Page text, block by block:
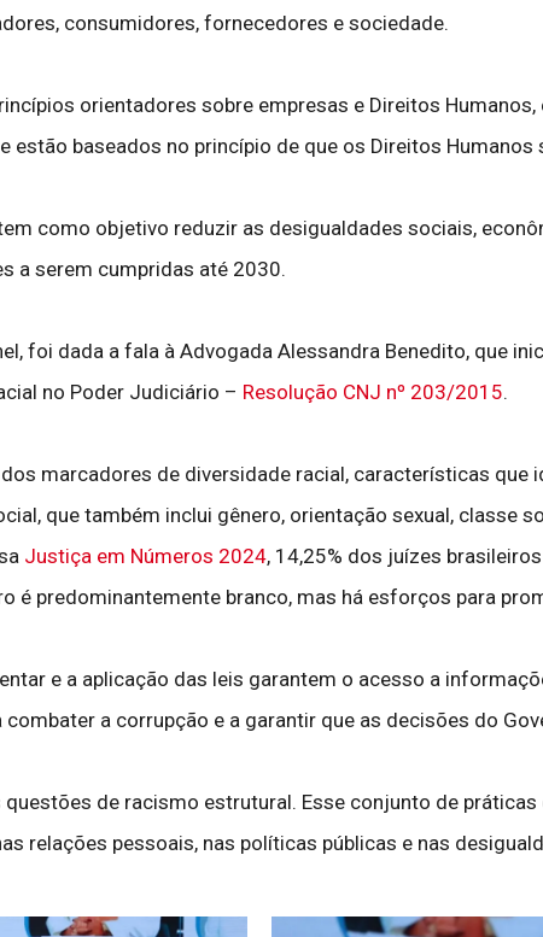
consumidores, fornecedores e sociedade.
orientadores sobre empresas e Direitos
estão baseados no princípio de que os Direitos
como objetivo reduzir as desigualdades sociais,
a serem cumpridas até 2030.
foi dada a fala à Advogada Alessandra Benedito, que
no Poder Judiciário – Resolução CNJ nº 203/2015.
marcadores de diversidade racial, características que
que também inclui gênero, orientação sexual, classe
Justiça em Números 2024, 14,25% dos juízes
é predominantemente branco, mas há esforços para
e a aplicação das leis garantem o acesso a
a corrupção e a garantir que as decisões do
de racismo estrutural. Esse conjunto de
relações pessoais, nas políticas públicas e nas